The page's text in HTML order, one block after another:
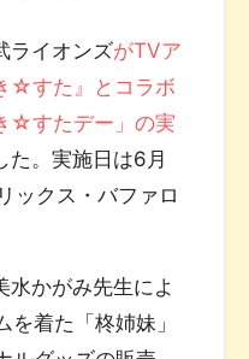
ライオンズがTVア
☆すた』とコラボ
☆すたデー」の実
た。実施日は6月
ックス・バファロ
かがみ先生によ
着た「柊姉妹」